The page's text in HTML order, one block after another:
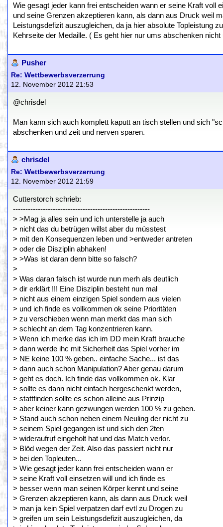
Wie gesagt jeder kann frei entscheiden wann er seine Kraft voll
und seine Grenzen akzeptieren kann, als dann aus Druck weil
Leistungsdefizit auszugleichen, da ja hier absolute Topleistung
Kehrseite der Medaille. ( Es geht hier nur ums abschenken
Pusher
Re: Wettbewerbsverzerrung
12. November 2012 21:53
@chrisdel
Man kann sich auch komplett kaputt an tisch stellen und sich
abschenken und zeit und nerven sparen.
chrisdel
Re: Wettbewerbsverzerrung
12. November 2012 21:59
Cutterstorch schrieb:
-------------------------------------------------------
> >Mag ja alles sein und ich unterstelle ja auch
> nicht das du betrügen willst aber du müsstest
> mit den Konsequenzen leben und >entweder antreten
> oder die Disziplin abhaken!
> >Was ist daran denn bitte so falsch?
>
> Was daran falsch ist wurde nun merh als deutlich
> dir erklärt !!! Eine Disziplin besteht nun mal
> nicht aus einem einzigen Spiel sondern aus vielen
> und ich finde es vollkommen ok seine Prioritäten
> zu verschieben wenn man merkt das man sich
> schlecht an dem Tag konzentrieren kann.
> Wenn ich merke das ich im DD mein Kraft brauche
> dann werde ihc mit Sicherheit das Spiel vorher im
> NE keine 100 % geben.. einfache Sache... ist das
> dann auch schon Manipulation? Aber genau darum
> geht es doch. Ich finde das vollkommen ok. Klar
> sollte es dann nicht einfach hergeschenkt werden,
> stattfinden sollte es schon alleine aus Prinzip
> aber keiner kann gezwungen werden 100 % zu geben.
> Stand auch schon neben einem Neuling der nicht zu
> seinem Spiel gegangen ist und sich den 2ten
> wideraufruf eingeholt hat und das Match verlor.
> Blöd wegen der Zeit. Also das passiert nicht nur
> bei den Topleuten...
> Wie gesagt jeder kann frei entscheiden wann er
> seine Kraft voll einsetzen will und ich finde es
> besser wenn man seinen Körper kennt und seine
> Grenzen akzeptieren kann, als dann aus Druck weil
> man ja kein Spiel verpatzen darf evtl zu Drogen zu
> greifen um sein Leistungsdefizit auszugleichen, da